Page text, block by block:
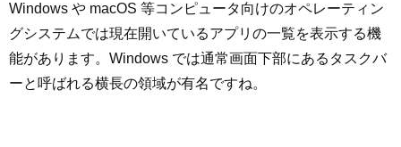
Windows や macOS 等コンピュータ向けのオペレーティン
グシステムでは現在開いているアプリの一覧を表示する機
能があります。Windows では通常画面下部にあるタスクバ
ーと呼ばれる横長の領域が有名ですね。